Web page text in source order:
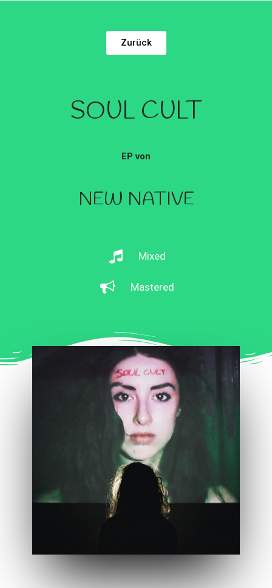
Zurück
SOUL CULT
EP von
NEW NATIVE
Mixed
Mastered